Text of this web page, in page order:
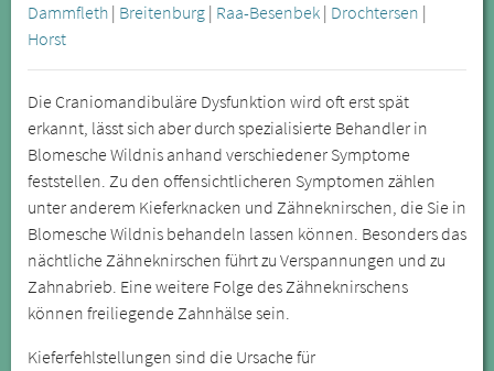
Dammfleth | Breitenburg | Raa-Besenbek | Drochtersen |
Horst
Die Craniomandibuläre Dysfunktion wird oft erst spät
erkannt, lässt sich aber durch spezialisierte Behandler in
Blomesche Wildnis anhand verschiedener Symptome
feststellen. Zu den offensichtlicheren Symptomen zählen
unter anderem Kieferknacken und Zähneknirschen, die Sie in
Blomesche Wildnis behandeln lassen können. Besonders das
nächtliche Zähneknirschen führt zu Verspannungen und zu
Zahnabrieb. Eine weitere Folge des Zähneknirschens
können freiliegende Zahnhälse sein.
Kieferfehlstellungen sind die Ursache für